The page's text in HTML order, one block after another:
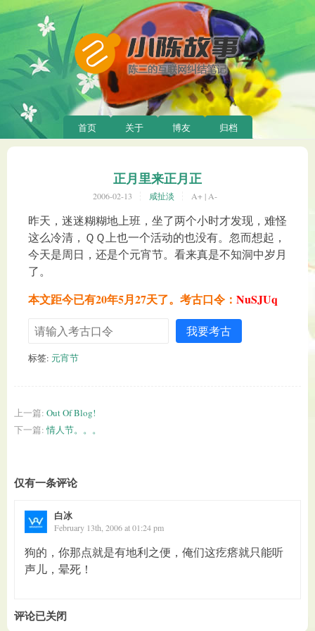
首页 关于 博友 归档
正月里来正月正
2006-02-13 咸扯淡 A+ |A-
昨天，迷迷糊糊地上班，坐了两个小时才发现，难怪
这么冷清，ＱＱ上也一个活动的也没有。忽而想起，
今天是周日，还是个元宵节。看来真是不知洞中岁月
了。
本文距今已有20年5月27天了。考古口令： NuSJUq
我要考古
标签: 元宵节
上一篇: Out Of Blog!
下一篇:情人节。。。
仅有一条评论
白冰
February 13th, 2006 at 01:24 pm
狗的，你那点就是有地利之便，俺们这疙瘩就只能听
声儿，晕死！
评论已关闭